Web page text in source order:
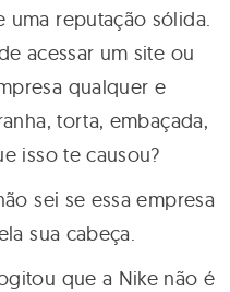
uma reputação sólida.
acessar um site ou
qualquer e
torta, embaçada,
isso te causou?
sei se essa empresa
sua cabeça.
que a Nike não é